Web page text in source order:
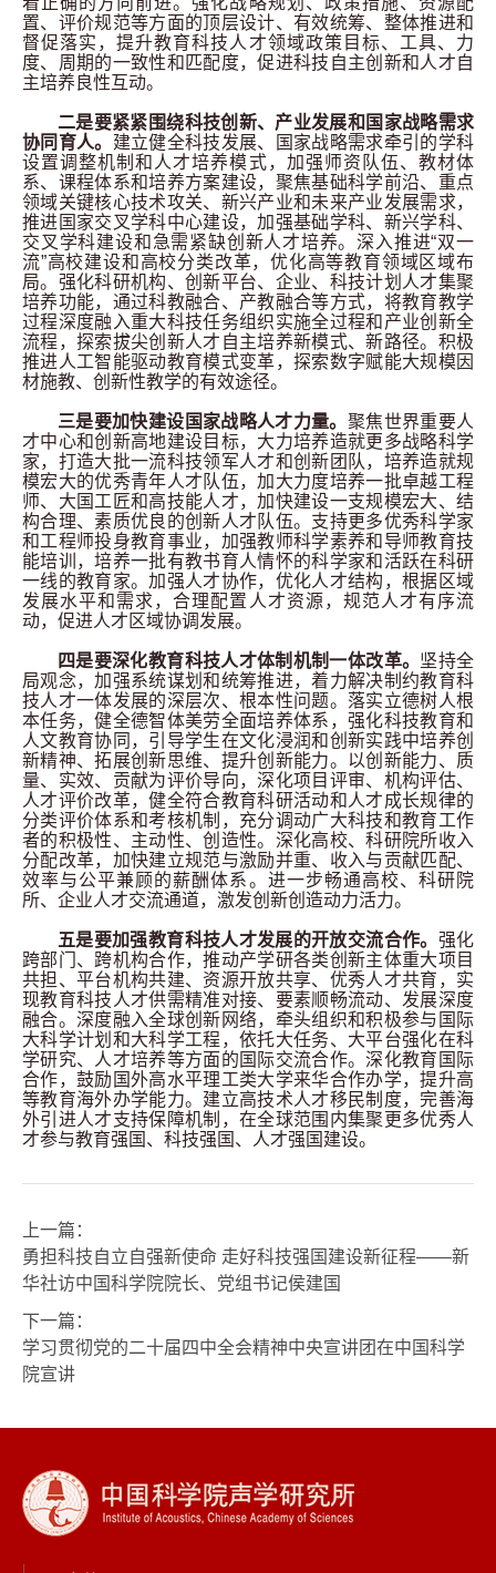
置、评价规范等方面的顶层设计、有效统筹、整体推进和
督促落实，提升教育科技人才领域政策目标、工具、力
度、周期的一致性和匹配度，促进科技自主创新和人才自
主培养良性互动。
二是要紧紧围绕科技创新、产业发展和国家战略需求
协同育人。 建立健全科技发展、国家战略需求牵引的学科
设置调整机制和人才培养模式，加强师资队伍、教材体
系、课程体系和培养方案建设，聚焦基础科学前沿、重点
领域关键核心技术攻关、新兴产业和未来产业发展需求，
推进国家交叉学科中心建设，加强基础学科、新兴学科、
交叉学科建设和急需紧缺创新人才培养。深入推进“双一
流”高校建设和高校分类改革，优化高等教育领域区域布
局。强化科研机构、创新平台、企业、科技计划人才集聚
培养功能，通过科教融合、产教融合等方式，将教育教学
过程深度融入重大科技任务组织实施全过程和产业创新全
流程，探索拔尖创新人才自主培养新模式、新路径。积极
推进人工智能驱动教育模式变革，探索数字赋能大规模因
材施教、创新性教学的有效途径。
三是要加快建设国家战略人才力量。 聚焦世界重要人
才中心和创新高地建设目标，大力培养造就更多战略科学
家，打造大批一流科技领军人才和创新团队，培养造就规
模宏大的优秀青年人才队伍，加大力度培养一批卓越工程
师、大国工匠和高技能人才，加快建设一支规模宏大、结
构合理、素质优良的创新人才队伍。支持更多优秀科学家
和工程师投身教育事业，加强教师科学素养和导师教育技
能培训，培养一批有教书育人情怀的科学家和活跃在科研
一线的教育家。加强人才协作，优化人才结构，根据区域
发展水平和需求，合理配置人才资源，规范人才有序流
动，促进人才区域协调发展。
四是要深化教育科技人才体制机制一体改革。 坚持全
局观念，加强系统谋划和统筹推进，着力解决制约教育科
技人才一体发展的深层次、根本性问题。落实立德树人根
本任务，健全德智体美劳全面培养体系，强化科技教育和
人文教育协同，引导学生在文化浸润和创新实践中培养创
新精神、拓展创新思维、提升创新能力。以创新能力、质
量、实效、贡献为评价导向，深化项目评审、机构评估、
人才评价改革，健全符合教育科研活动和人才成长规律的
分类评价体系和考核机制，充分调动广大科技和教育工作
者的积极性、主动性、创造性。深化高校、科研院所收入
分配改革，加快建立规范与激励并重、收入与贡献匹配、
效率与公平兼顾的薪酬体系。进一步畅通高校、科研院
所、企业人才交流通道，激发创新创造动力活力。
五是要加强教育科技人才发展的开放交流合作。 强化
跨部门、跨机构合作，推动产学研各类创新主体重大项目
共担、平台机构共建、资源开放共享、优秀人才共育，实
现教育科技人才供需精准对接、要素顺畅流动、发展深度
融合。深度融入全球创新网络，牵头组织和积极参与国际
大科学计划和大科学工程，依托大任务、大平台强化在科
学研究、人才培养等方面的国际交流合作。深化教育国际
合作，鼓励国外高水平理工类大学来华合作办学，提升高
等教育海外办学能力。建立高技术人才移民制度，完善海
外引进人才支持保障机制，在全球范围内集聚更多优秀人
才参与教育强国、科技强国、人才强国建设。
上一篇：
勇担科技自立自强新使命 走好科技强国建设新征程——新
华社访中国科学院院长、党组书记侯建国
下一篇：
学习贯彻党的二十届四中全会精神中央宣讲团在中国科学
院宣讲